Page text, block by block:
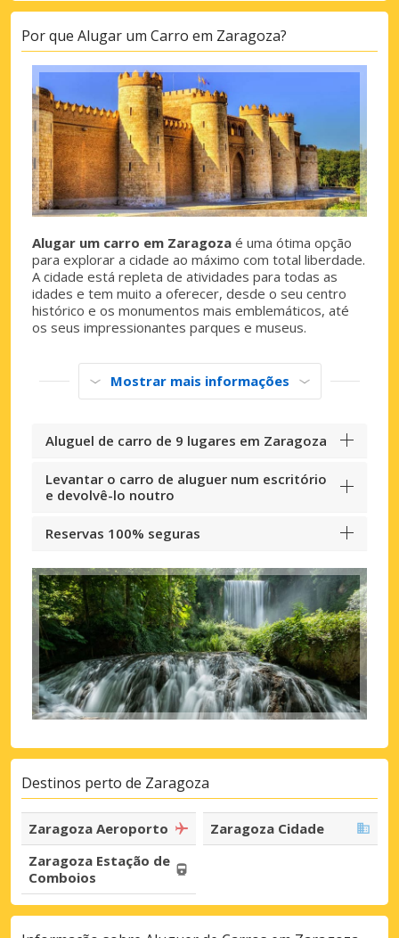
Por que Alugar um Carro em Zaragoza?
Alugar um carro em Zaragoza é uma ótima opção
para explorar a cidade ao máximo com total liberdade.
A cidade está repleta de atividades para todas as
idades e tem muito a oferecer, desde o seu centro
histórico e os monumentos mais emblemáticos, até
os seus impressionantes parques e museus.
Mostrar mais informações
Aluguel de carro de 9 lugares em Zaragoza
Levantar o carro de aluguer num escritório
e devolvê-lo noutro
Reservas 100% seguras
Destinos perto de Zaragoza
Zaragoza Aeroporto
Zaragoza Cidade
Zaragoza Estação de
Comboios